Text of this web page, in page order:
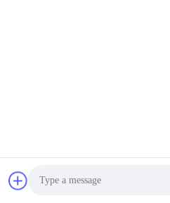
R902015007
R902037371